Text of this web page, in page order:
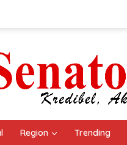
Region Trending